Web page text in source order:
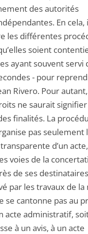
des autorités
En cela,
les différentes
soient
ayant souvent servi
- pour
Rivero. Pour
ne saurait
finalités. La
pas seulement
d’un
voies de la
de ses
par les travaux de la
se cantonne pas au
acte administratif,
à un avis, à un acte